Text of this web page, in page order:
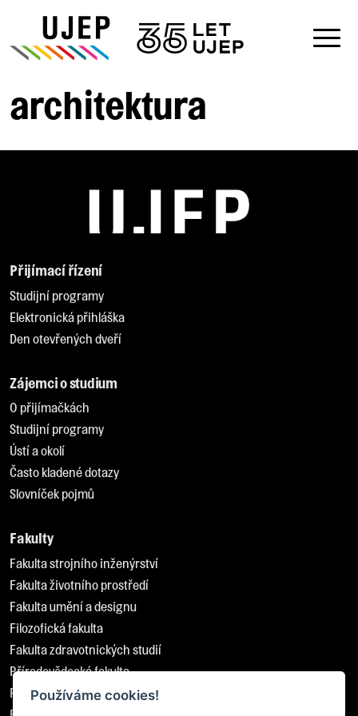
architektura
Přijímací řízení
Studijní programy
Elektronická přihláška
Den otevřených dveří
Zájemci o studium
O přijímačkách
Studijní programy
Ústí a okolí
Často kladené dotazy
Slovníček pojmů
Fakulty
Fakulta strojního inženýrství
Fakulta životního prostředí
Fakulta umění a designu
Filozofická fakulta
Fakulta zdravotnických studií
Přírodovědecká fakulta
Pedagogická fakulta
Používáme cookies!